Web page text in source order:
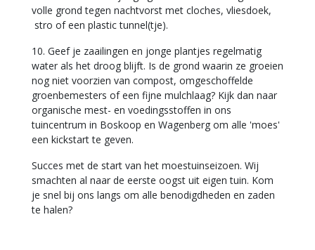
volle grond tegen nachtvorst met cloches, vliesdoek,
stro of een plastic tunnel(tje).
10. Geef je zaailingen en jonge plantjes regelmatig
water als het droog blijft. Is de grond waarin ze groeien
nog niet voorzien van compost, omgeschoffelde
groenbemesters of een fijne mulchlaag? Kijk dan naar
organische mest- en voedingsstoffen in ons
tuincentrum in Boskoop en Wagenberg om alle 'moes'
een kickstart te geven.
Succes met de start van het moestuinseizoen. Wij
smachten al naar de eerste oogst uit eigen tuin. Kom
je snel bij ons langs om alle benodigdheden en zaden
te halen?